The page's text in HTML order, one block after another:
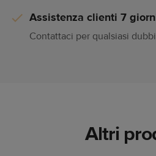
di marketing mentre noi ci
degli ordini non appena i
pronte all’uso del nostro
Assistenza clienti 7
Contattaci per qualsiasi
Altri